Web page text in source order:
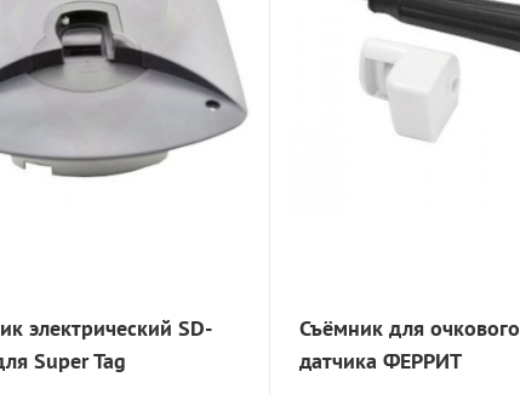
электрический SD-
Super Tag
Съёмник для очкового
датчика ФЕРРИТ